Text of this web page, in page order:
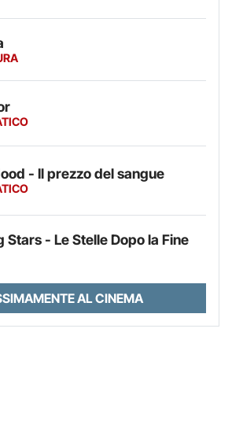
- Il prezzo del sangue
Stars - Le Stelle Dopo la Fine
AL CINEMA